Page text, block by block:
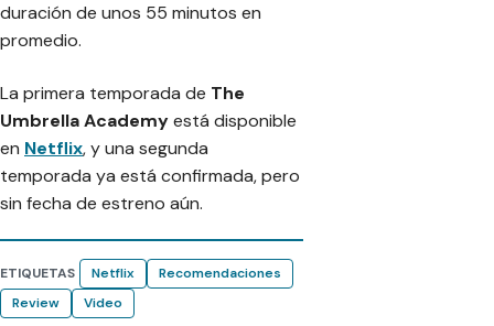
duración de unos 55 minutos en
promedio.
La primera temporada de The
Umbrella Academyestá disponible
en Netflix, y una segunda
temporada ya está confirmada, pero
sin fecha de estreno aún.
ETIQUETAS Netflix
Recomendaciones
Review
Video